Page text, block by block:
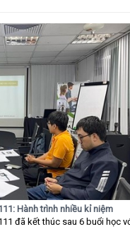
Hành trình nhiều kỉ niệm
đã kết thúc sau 6 buổi học